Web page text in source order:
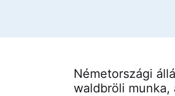
Németországi
waldbröli